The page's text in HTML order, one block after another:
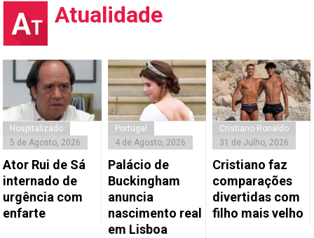
Atualidade
Hospitalizado
5 de Agosto, 2026
Ator Rui de Sá
internado de
urgência com
enfarte
Portugal
4 de Agosto, 2026
Palácio de
Buckingham
anuncia
nascimento real
em Lisboa
Cristiano Ronaldo
31 de Julho, 2026
Cristiano faz
comparações
divertidas com
filho mais velho